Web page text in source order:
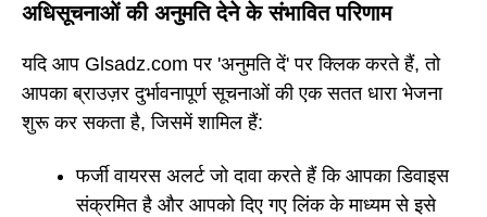
अधिसूचनाओं की अनुमति देने के संभावित परिणाम
यदि आप Glsadz.com पर 'अनुमति दें' पर क्लिक करते हैं, तो
आपका ब्राउज़र दुर्भावनापूर्ण सूचनाओं की एक सतत धारा भेजना
शुरू कर सकता है, जिसमें शामिल हैं:
फर्जी वायरस अलर्ट जो दावा करते हैं कि आपका डिवाइस
संक्रमित है और आपको दिए गए लिंक के माध्यम से इसे